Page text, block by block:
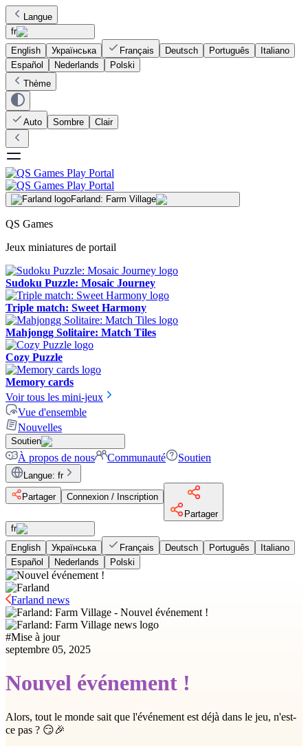
Langue
fr
English
Українська Français Deutsch Português
Italiano
Español
Nederlands
Polski
Thème
Auto Sombre Clair
Farland: Farm Village
QS Games
Jeux miniatures de portail
Sudoku Puzzle: Mosaic Journey
Triple match: Sweet Harmony
Mahjongg Solitaire: Match Tiles
Cozy Puzzle
Memory cards
Voir tous les mini-jeux
Vue d'ensemble
Nouvelles
Soutien
À propos de nous Communauté Soutien
Langue: fr
Partager
Connexion / Inscription
Partager
fr
English
Українська Français Deutsch Português
Italiano
Español
Nederlands Polski
Farland news
#Mise à jour
septembre 05, 2025
Nouvel événement !
Alors, tout le monde sait que l'événement est déjà dans le jeu, n'est-
ce pas ? 😏🎉